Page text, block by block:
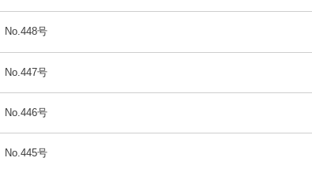
No.448号
No.447号
No.446号
No.445号